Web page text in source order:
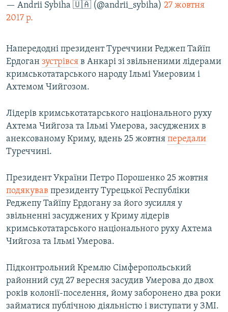
— Andrii Sybiha 🇺🇦 (@andrii_sybiha) 27 жовтня
2017 р.
Напередодні президент Туреччини Реджеп Тайїп
Ердоган зустрівся в Анкарі зі звільненими лідерами
кримськотатарського народу Ільмі Умеровим і
Ахтемом Чийгозом.
Лідерів кримськотатарського національного руху
Ахтема Чийгоза та Ільмі Умерова, засуджених в
анексованому Криму, вдень 25 жовтня передали
Туреччині.
Президент України Петро Порошенко 25 жовтня
подякував президенту Турецької Республіки
Реджепу Тайїпу Ердогану за його зусилля у
звільненні засуджених у Криму лідерів
кримськотатарського національного руху Ахтема
Чийгоза та Ільмі Умерова.
Підконтрольний Кремлю Сімферопольський
районний суд 27 вересня засудив Умерова до двох
років колонії-поселення, йому заборонено два роки
займатися публічною діяльністю і виступати у ЗМІ.